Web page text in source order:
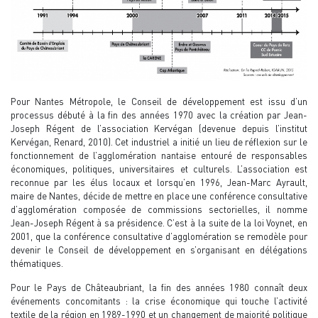
Pour Nantes Métropole, le Conseil de développement est issu d’un
processus débuté à la fin des années 1970 avec la création par Jean-
Joseph Régent de l’association Kervégan (devenue depuis l’institut
Kervégan, Renard, 2010). Cet industriel a initié un lieu de réflexion sur le
fonctionnement de l’agglomération nantaise entouré de responsables
économiques, politiques, universitaires et culturels. L’association est
reconnue par les élus locaux et lorsqu’en 1996, Jean-Marc Ayrault,
maire de Nantes, décide de mettre en place une conférence consultative
d’agglomération composée de commissions sectorielles, il nomme
Jean-Joseph Régent à sa présidence. C’est à la suite de la loi Voynet, en
2001, que la conférence consultative d’agglomération se remodèle pour
devenir le Conseil de développement en s’organisant en délégations
thématiques.
Pour le Pays de Châteaubriant, la fin des années 1980 connaît deux
événements concomitants : la crise économique qui touche l’activité
textile de la région en 1989-1990 et un changement de majorité politique